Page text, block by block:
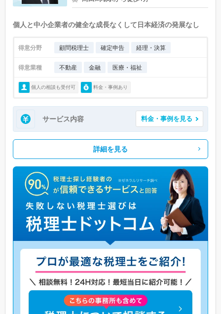
個人と中小企業者の健全な成長なくして日本経済の発展なし
得意分野 顧問税理士 確定申告 経理・決算
得意業種 不動産 金融 医療・福祉
個人の相談も受付可 料金・事例あり
サービス内容 料金・事例を見る
詳細を見る